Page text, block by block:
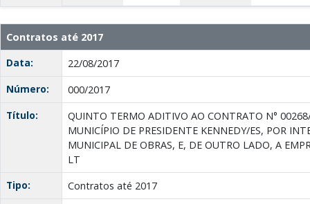
Contratos até 2017
Data:
22/08/2017
Número:
000/2017
Título:
QUINTO TERMO ADITIVO AO CONTRATO N°
MUNICÍPIO DE PRESIDENTE KENNEDY/ES, POR
MUNICIPAL DE OBRAS, E, DE OUTRO LADO, A
LT
Tipo:
Contratos até 2017